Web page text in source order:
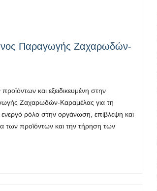
Παραγωγής Ζαχαρωδών-
και εξειδικευμένη στην
Ζαχαρωδών-Καραμέλας για τη
ρόλο στην οργάνωση, επίβλεψη και
των προϊόντων και την τήρηση των